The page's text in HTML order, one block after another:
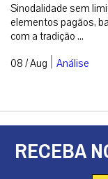
Sinodalidade sem
elementos pagãos,
com a tradição ...
08 / Aug | Análise
RECEBA